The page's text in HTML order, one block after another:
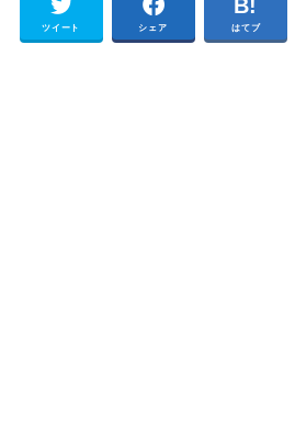
ツイート シェア はてブ